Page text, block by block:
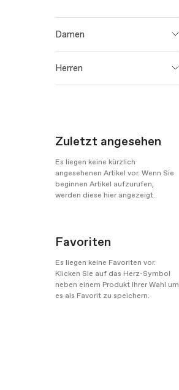
Damen
PUMA 667
Herren
Zuletzt angesehen
Es liegen keine kürzlich
angesehenen Artikel vor. Wenn Sie
beginnen Artikel aufzurufen,
werden diese hier angezeigt.
Favoriten
Es liegen keine Favoriten vor.
Klicken Sie auf das Herz-Symbol
neben einem Produkt Ihrer Wahl um
es als Favorit zu speichern.